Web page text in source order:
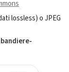
lossless) o JPEG